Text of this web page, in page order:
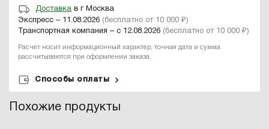
Доставка в г Москва
Экспресс – 11.08.2026 (бесплатно от 10 000 ₽)
Транспортная компания – с 12.08.2026 (бесплатно от 10 000 ₽)
Расчет носит информационный характер, точная дата и сумма
рассчитываются при оформлении заказа.
Способы оплаты
Похожие продукты